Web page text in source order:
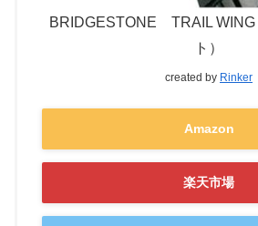
BRIDGESTONE TRAIL WING
ト）
created by Rinker
Amazon
楽天市場